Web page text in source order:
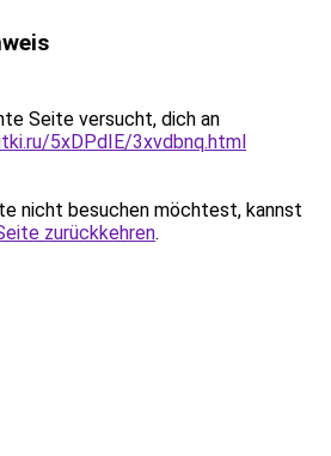
Seite versucht, dich an
5xDPdIE/3xvdbnq.html
nicht besuchen möchtest, kannst
zurückkehren.